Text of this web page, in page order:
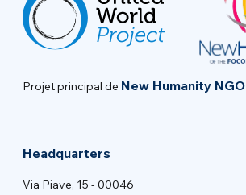
Projet principal de New Humanity NGO
Headquarters
Via Piave, 15 - 00046